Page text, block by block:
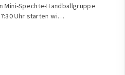
Mini-Spechte-Handballgruppe
Uhr starten wi…